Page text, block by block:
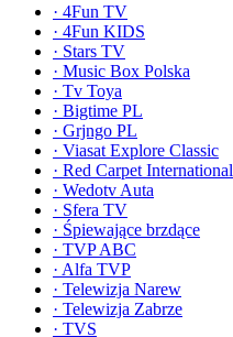
· 4Fun TV
· 4Fun KIDS
· Stars TV
· Music Box Polska
· Tv Toya
· Bigtime PL
· Grjngo PL
· Viasat Explore Classic
· Red Carpet International
· Wedotv Auta
· Sfera TV
· Śpiewające brzdące
· TVP ABC
· Alfa TVP
· Telewizja Narew
· Telewizja Zabrze
· TVS